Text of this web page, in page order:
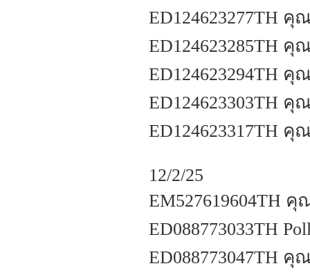
ED124623277TH
ED124623285TH
ED124623294TH
ED124623303TH
ED124623317TH
12/2/25
EM527619604TH
ED088773033TH
ED088773047TH